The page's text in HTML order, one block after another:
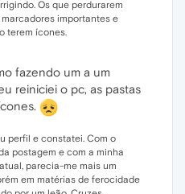
Os que perdurarem
importantes e
terem ícones.
fazendo um a um
reiniciei o pc, as pastas
perfil e constatei. Com o
postagem e com a minha
parecia-me mais um
em matérias de ferocidade